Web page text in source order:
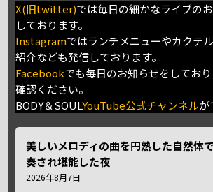
X(旧twitter)では毎日の細かなライブの
しております。
Instagramではランチメニューやカクテ
紹介なども発信しております。
Facebookでも毎日のお知らせをしてお
確認ください。
BODY＆SOULYouTube公式チャンネルが
美しいメロディの曲を円熟した自然体
奏され堪能した夜
2026年8月7日